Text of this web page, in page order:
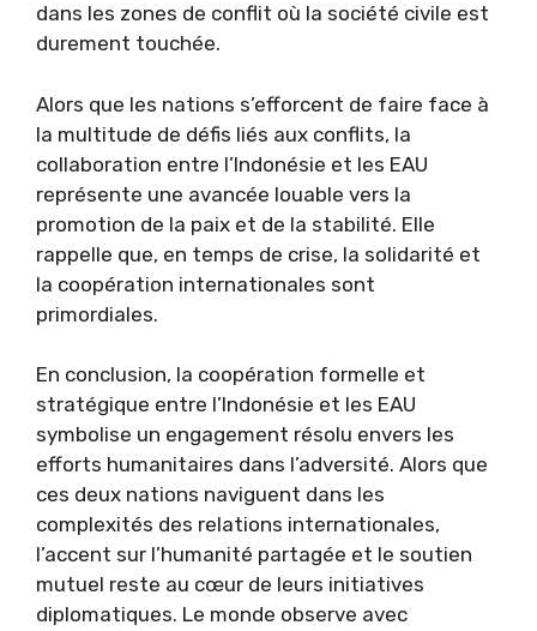
dans les zones de conflit où la société civile est
durement touchée.
Alors que les nations s’efforcent de faire face à
la multitude de défis liés aux conflits, la
collaboration entre l’Indonésie et les EAU
représente une avancée louable vers la
promotion de la paix et de la stabilité. Elle
rappelle que, en temps de crise, la solidarité et
la coopération internationales sont
primordiales.
En conclusion, la coopération formelle et
stratégique entre l’Indonésie et les EAU
symbolise un engagement résolu envers les
efforts humanitaires dans l’adversité. Alors que
ces deux nations naviguent dans les
complexités des relations internationales,
l’accent sur l’humanité partagée et le soutien
mutuel reste au cœur de leurs initiatives
diplomatiques. Le monde observe avec